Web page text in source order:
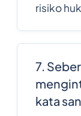
risiko
7.
kata